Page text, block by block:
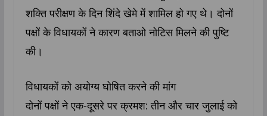
शक्ति परीक्षण के दिन शिंदे खेमे में शामिल हो गए थे। दोनों
पक्षों के विधायकों ने कारण बताओ नोटिस मिलने की पुष्टि
की।
विधायकों को अयोग्य घोषित करने की मांग
दोनों पक्षों ने एक-दूसरे पर क्रमश: तीन और चार जुलाई को